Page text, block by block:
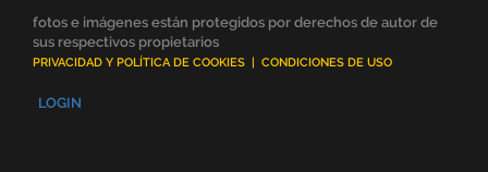
fotos e imágenes están protegidos por derechos de autor de
sus respectivos propietarios
PRIVACIDAD Y POLÍTICA DE COOKIES | CONDICIONES DE USO
LOGIN